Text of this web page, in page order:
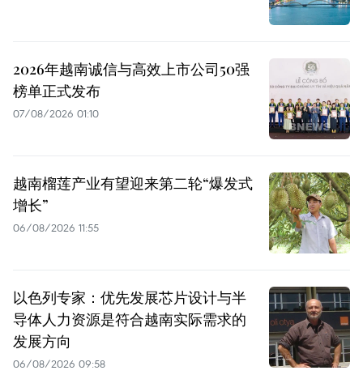
2026年越南诚信与高效上市公司50强
榜单正式发布
07/08/2026 01:10
越南榴莲产业有望迎来第二轮“爆发式
增长”
06/08/2026 11:55
以色列专家：优先发展芯片设计与半
导体人力资源是符合越南实际需求的
发展方向
06/08/2026 09:58